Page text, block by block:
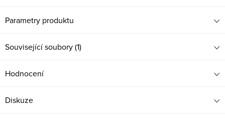
Parametry produktu
Související soubory (1)
Hodnocení
Diskuze